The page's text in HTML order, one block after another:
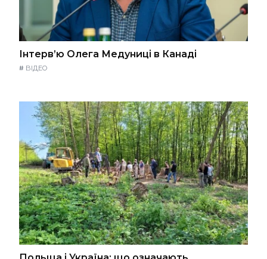
Інтерв’ю Олега Медуниці в Канаді
# ВІДЕО